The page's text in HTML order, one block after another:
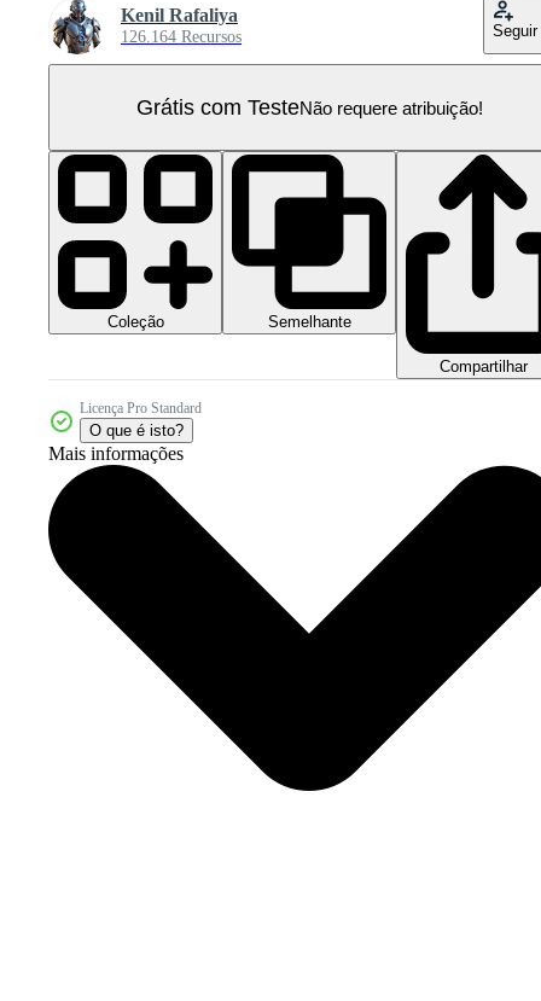
Kenil Rafaliya
126.164 Recursos Seguir
Grátis com TesteNão requere atribuição!
Coleção Semelhante
Compartilhar
Licença Pro Standard
O que é isto?
Mais informações